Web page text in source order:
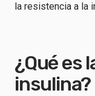
la resistencia a la
¿Qué es
insulina?